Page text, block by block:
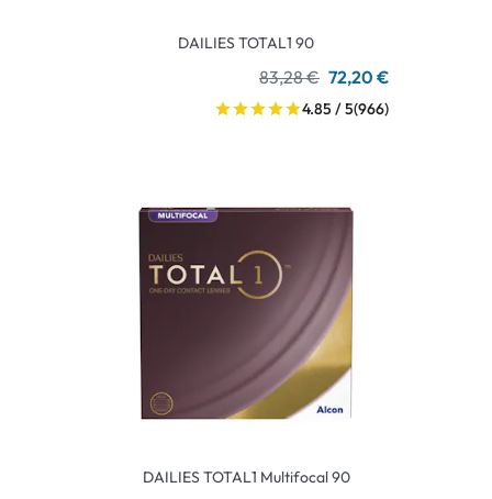
DAILIES TOTAL1 90
83,28 € 72,20 €
4.85 / 5(966)
DAILIES TOTAL1 Multifocal 90